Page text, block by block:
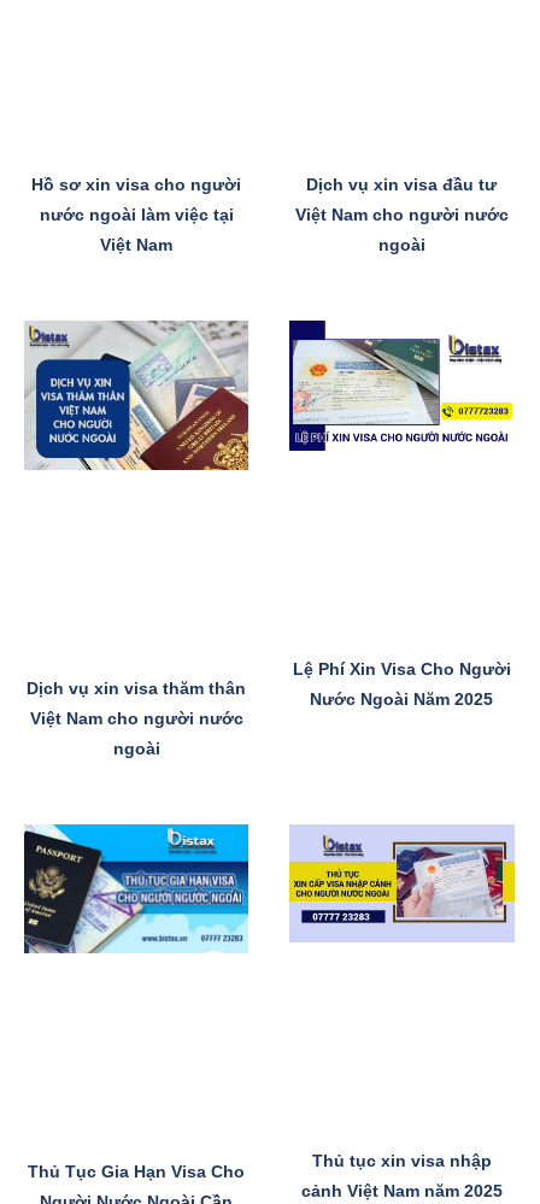
Hồ sơ xin visa cho người
nước ngoài làm việc tại
Việt Nam
Dịch vụ xin visa đầu tư
Việt Nam cho người nước
ngoài
Dịch vụ xin visa thăm thân
Việt Nam cho người nước
ngoài
Lệ Phí Xin Visa Cho Người
Nước Ngoài Năm 2025
Thủ Tục Gia Hạn Visa Cho
Thủ tục xin visa nhập
cảnh Việt Nam năm 2025